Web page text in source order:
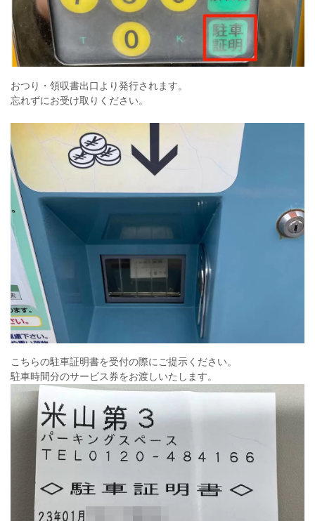
おつり・領収書出口より発行されます。
忘れずにお受け取りください。
こちらの駐車証明書を受付の際にご提示ください。
駐車時間分のサービス券をお渡しいたします。